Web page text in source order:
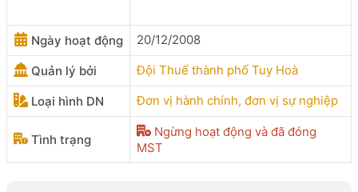
Ngày hoạt động 20/12/2008
Quản lý bởi Đội Thuế thành phố Tuy Hoà
Loại hình DN Đơn vị hành chính, đơn vị sự nghiệp
Tình trạng
Ngừng hoạt động và đã đóng
MST